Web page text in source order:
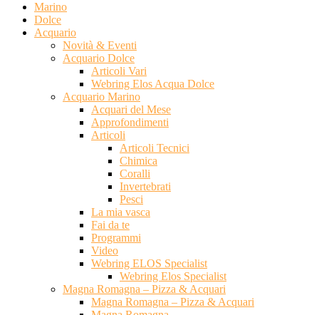
Marino
Dolce
Acquario
Novità & Eventi
Acquario Dolce
Articoli Vari
Webring Elos Acqua Dolce
Acquario Marino
Acquari del Mese
Approfondimenti
Articoli
Articoli Tecnici
Chimica
Coralli
Invertebrati
Pesci
La mia vasca
Fai da te
Programmi
Video
Webring ELOS Specialist
Webring Elos Specialist
Magna Romagna – Pizza & Acquari
Magna Romagna – Pizza & Acquari